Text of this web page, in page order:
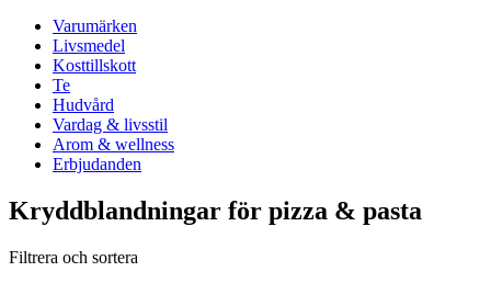
Varumärken
Livsmedel
Kosttillskott
Te
Hudvård
Vardag & livsstil
Arom & wellness
Erbjudanden
Kryddblandningar för pizza & pasta
Filtrera och sortera